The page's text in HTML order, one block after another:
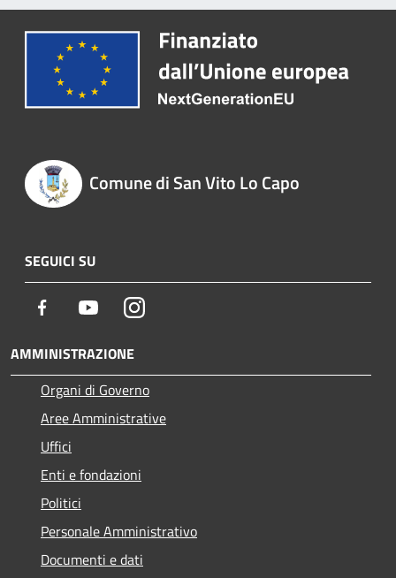
Comune di San Vito Lo Capo
SEGUICI SU
Facebook YoutubeInstagram
AMMINISTRAZIONE
Organi di Governo
Aree Amministrative
Uffici
Enti e fondazioni
Politici
Personale Amministrativo
Documenti e dati